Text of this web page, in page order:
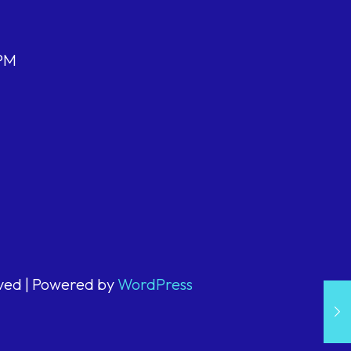
| Powered by WordPress